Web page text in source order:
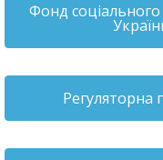
Фонд соціального
Регуляторна